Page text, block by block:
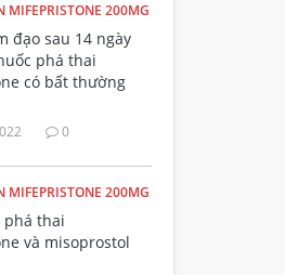
MIFEPRISTONE 200MG
đạo sau 14 ngày
phá thai
có bất thường
0
MIFEPRISTONE 200MG
phá thai
và misoprostol